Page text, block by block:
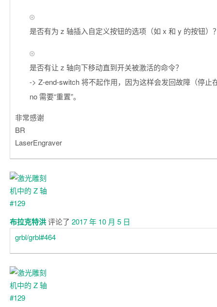
是否有为 z 轴插入自定义按钮的选项（如 x 和 y 的按钮）
是否有让 z 轴向下移动直到开关被激活的命令？
-> Z-end-switch 将不起作用，因为这样会发回故障（停止
no 需要“重置”。
非常感谢
BR
LaserEngraver
布拉克特洪评论了 2017 年 10 月 5 日
grbl/grbl#464